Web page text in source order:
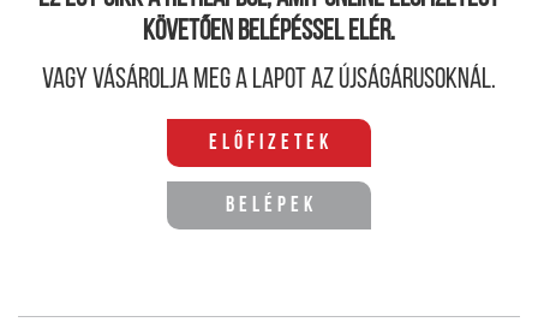
követően belépéssel elér.
Vagy vásárolja meg a lapot az újságárusoknál.
Előfizetek
Belépek